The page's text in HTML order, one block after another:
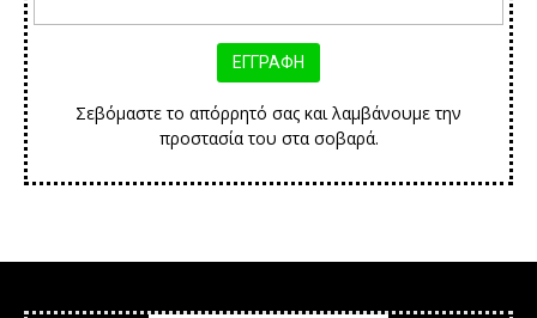
Σεβόμαστε το απόρρητό σας και λαμβάνουμε την
προστασία του στα σοβαρά.